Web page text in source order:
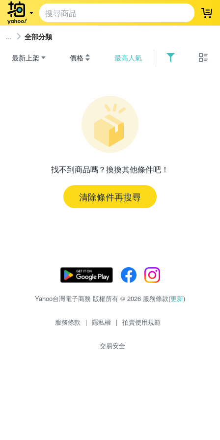
登
全部分類
最新上架 價格 最高人氣
找不到商品嗎？換換其他條件吧！
清除條件再搜尋
Yahoo台灣電子商務 版權所有 © 2026 服務條款(更新)
服務條款 | 隱私權 | 拍賣使用規範
交易安全